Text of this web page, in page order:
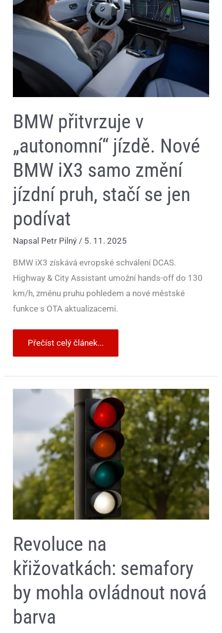
BMW přitvrzuje v
„autonomní“ jízdě. Nové
BMW iX3 samo změní
jízdní pruh, stačí se jen
podívat
Napsal Petr Pilný/ 5. 11. 2025
BMW iX3 získává evropské schválení DCAS.
Highway & City Assistant umožní hands-off do 130
km/h, změnu pruhu pohledem a nové městské
funkce s OTA aktualizacemi.
Nové
BMW
iX3
samo
změní
stačí
podívat
Přečíst celý článek...
Revoluce na
křižovatkách: semafory
by mohla ovládnout nová
barva
Revoluce
křižovatkách:
semafory
mohla
ovládnout
nová
barva